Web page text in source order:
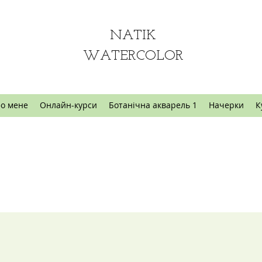
NATIK
WATERCOLOR
мене Онлайн-курси Ботанічна акварель 1 Начерки